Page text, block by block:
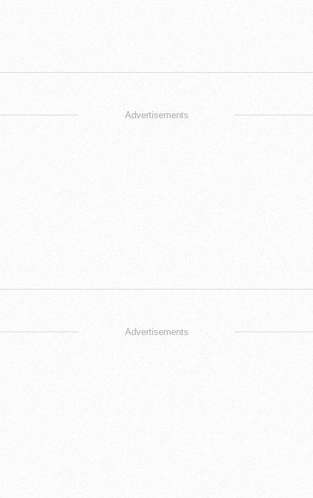
Advertisements
Advertisements